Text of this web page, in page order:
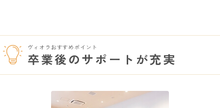
ヴィオラおすすめポイント
卒業後のサポートが充実